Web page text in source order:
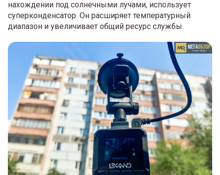
нахождении под солнечными лучами, использует
суперконденсатор. Он расширяет температурный
диапазон и увеличивает общий ресурс службы.